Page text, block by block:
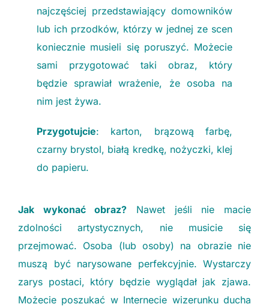
najczęściej przedstawiający domowników
lub ich przodków, którzy w jednej ze scen
koniecznie musieli się poruszyć. Możecie
sami przygotować taki obraz, który
będzie sprawiał wrażenie, że osoba na
nim jest żywa.
Przygotujcie: karton, brązową farbę,
czarny brystol, białą kredkę, nożyczki, klej
do papieru.
Jak wykonać obraz? Nawet jeśli nie macie
zdolności artystycznych, nie musicie się
przejmować. Osoba (lub osoby) na obrazie nie
muszą być narysowane perfekcyjnie. Wystarczy
zarys postaci, który będzie wyglądał jak zjawa.
Możecie poszukać w Internecie wizerunku ducha